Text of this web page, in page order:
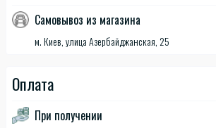
Самовывоз из магазина
м. Киев, улица Азербайджанская, 25
Оплата
При получении